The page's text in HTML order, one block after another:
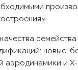
новые,
аэродинамики и